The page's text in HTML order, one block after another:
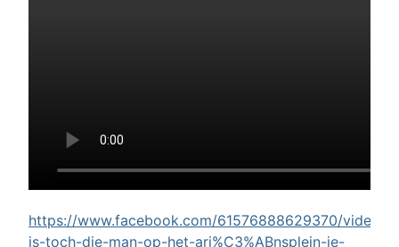
https://www.facebook.com/61576888629370/videos/
is-toch-die-man-op-het-ari%C3%ABnsplein-je-